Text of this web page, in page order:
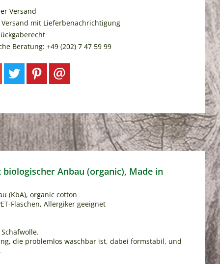
Versand
mit Lieferbenachrichtigung
Beratung: +49 (202) 7 47 59 99
Anbau (organic), Made in
(KbA), organic cotton
Flaschen, Allergiker geeignet
die problemlos waschbar ist, dabei formstabil, und